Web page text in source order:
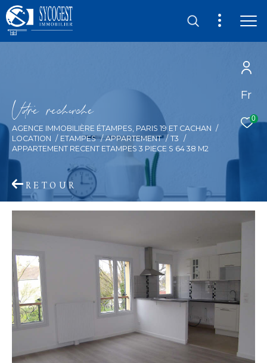
Fr
0
Vore recece
AGENCE IMMOBILIÈRE ÉTAMPES, PARIS 19 ET CACHAN
LOCATION
ETAMPES APPARTEMENT
T3
APPARTEMENT RECENT ETAMPES 3 PIECE S 64 38 M2
RETOUR